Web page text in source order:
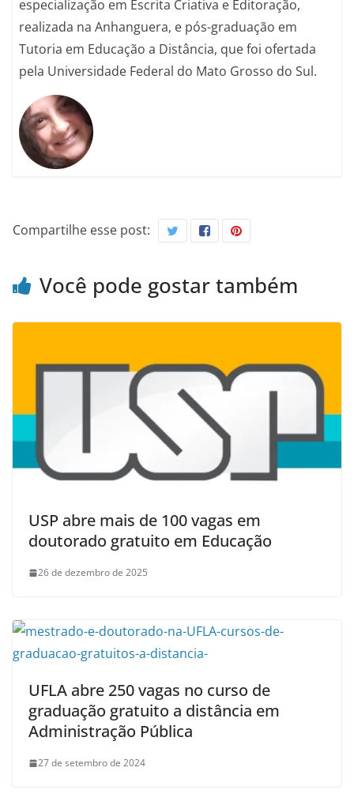
especialização em Escrita Criativa e Editoração,
realizada na Anhanguera, e pós-graduação em
Tutoria em Educação a Distância, que foi ofertada
pela Universidade Federal do Mato Grosso do Sul.
Compartilhe esse post:
Você pode gostar também
USP abre mais de 100 vagas em
doutorado gratuito em Educação
26 de dezembro de 2025
UFLA abre 250 vagas no curso de
graduação gratuito a distância em
Administração Pública
27 de setembro de 2024